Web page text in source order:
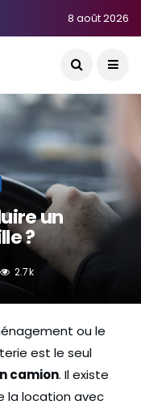
8 août 2026
un
?
2.7k
ou le
est le seul
camion. Il existe
la location avec